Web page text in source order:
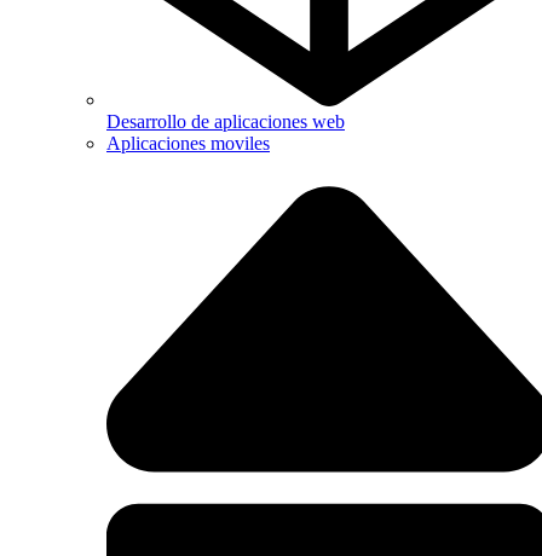
Desarrollo de aplicaciones web
Aplicaciones moviles